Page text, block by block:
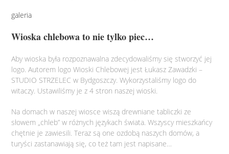
galeria
Wioska chlebowa to nie tylko piec…
Aby wioska była rozpoznawalna zdecydowaliśmy się stworzyć jej
logo. Autorem logo Wioski Chlebowej jest Łukasz Zawadzki –
STUDIO STRZELEC w Bydgoszczy. Wykorzystaliśmy logo do
witaczy. Ustawiliśmy je z 4 stron naszej wioski.
Na domach w naszej wiosce wiszą drewniane tabliczki ze
słowem „chleb” w różnych językach świata. Wszyscy mieszkańcy
chętnie je zawiesili. Teraz są one ozdobą naszych domów, a
turyści zastanawiają się, co też tam jest napisane…